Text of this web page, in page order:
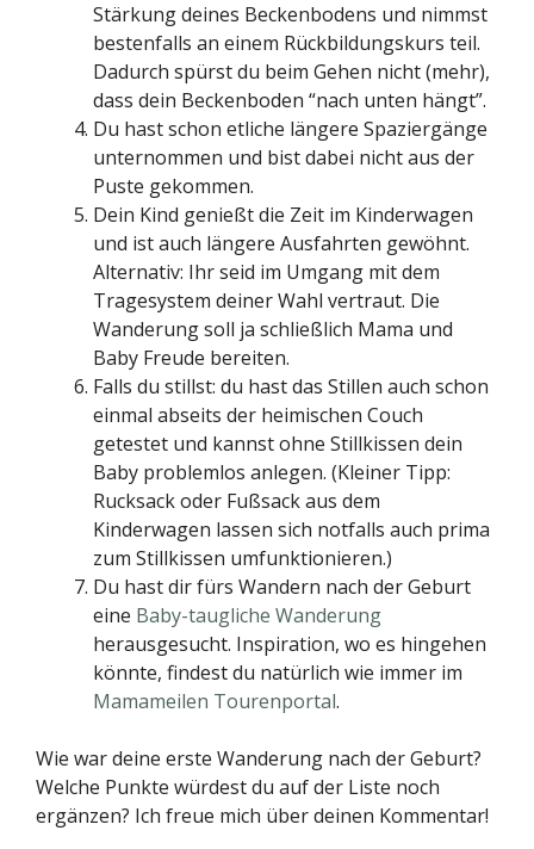
Stärkung deines Beckenbodens und nimmst
bestenfalls an einem Rückbildungskurs teil.
Dadurch spürst du beim Gehen nicht (mehr),
dass dein Beckenboden “nach unten hängt”.
Du hast schon etliche längere Spaziergänge
unternommen und bist dabei nicht aus der
Puste gekommen.
Dein Kind genießt die Zeit im Kinderwagen
und ist auch längere Ausfahrten gewöhnt.
Alternativ: Ihr seid im Umgang mit dem
Tragesystem deiner Wahl vertraut. Die
Wanderung soll ja schließlich Mama und
Baby Freude bereiten.
Falls du stillst: du hast das Stillen auch schon
einmal abseits der heimischen Couch
getestet und kannst ohne Stillkissen dein
Baby problemlos anlegen. (Kleiner Tipp:
Rucksack oder Fußsack aus dem
Kinderwagen lassen sich notfalls auch prima
zum Stillkissen umfunktionieren.)
Du hast dir fürs Wandern nach der Geburt
eine Baby-taugliche Wanderung
herausgesucht. Inspiration, wo es hingehen
könnte, findest du natürlich wie immer im
Mamameilen Tourenportal.
Wie war deine erste Wanderung nach der Geburt?
Welche Punkte würdest du auf der Liste noch
ergänzen? Ich freue mich über deinen Kommentar!